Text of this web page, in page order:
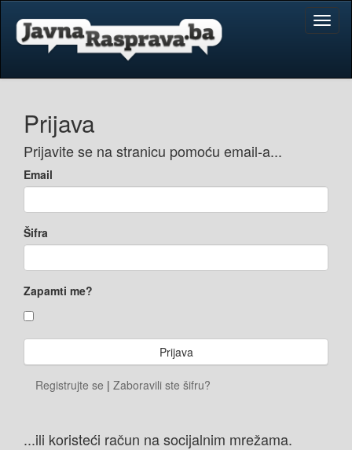
Prijava
Prijavite se na stranicu pomoću email-a...
Email
Šifra
Zapamti me?
Registrujte se | Zaboravili ste šifru?
...ili koristeći račun na socijalnim mrežama.